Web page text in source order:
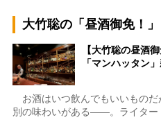
大竹聡の「昼酒御免！」
【大竹聡の昼酒
「マンハッタン
お酒はいつ飲んでもいいものだ
別の味わいがある――。ライター